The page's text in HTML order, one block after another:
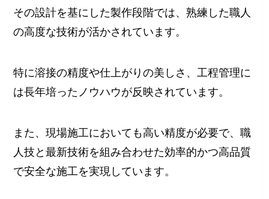
その設計を基にした製作段階では、熟練した職人
の高度な技術が活かされています。
特に溶接の精度や仕上がりの美しさ、工程管理に
は長年培ったノウハウが反映されています。
また、現場施工においても高い精度が必要で、職
人技と最新技術を組み合わせた効率的かつ高品質
で安全な施工を実現しています。